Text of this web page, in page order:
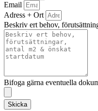
Email
Adress + Ort
Beskriv ert behov,
Bifoga gärna eventuella
Skicka